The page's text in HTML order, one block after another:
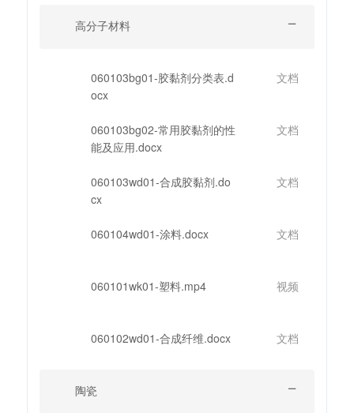
高分子材料
060103bg01-胶黏剂分类表.d
ocx
文档
060103bg02-常用胶黏剂的性
能及应用.docx
文档
060103wd01-合成胶黏剂.do
cx
文档
060104wd01-涂料.docx 文档
060101wk01-塑料.mp4 视频
060102wd01-合成纤维.docx 文档
陶瓷